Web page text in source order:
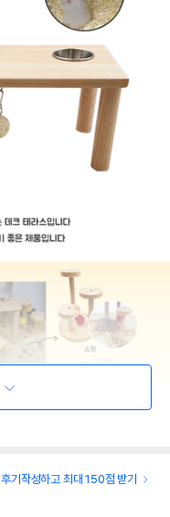
후기작성하고 최대 150점 받기